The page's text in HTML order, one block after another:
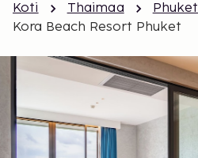
Koti Thaimaa
Phuket
Kora Beach Resort Phuket